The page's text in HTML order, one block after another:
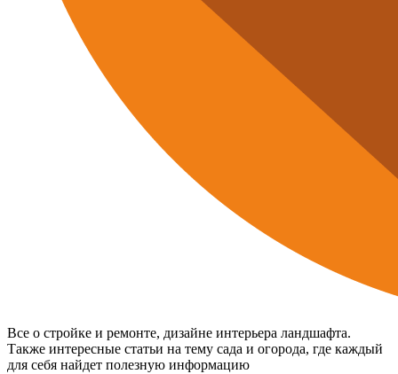
Все о стройке и ремонте, дизайне интерьера ландшафта.
Также интересные статьи на тему сада и огорода, где каждый
для себя найдет полезную информацию